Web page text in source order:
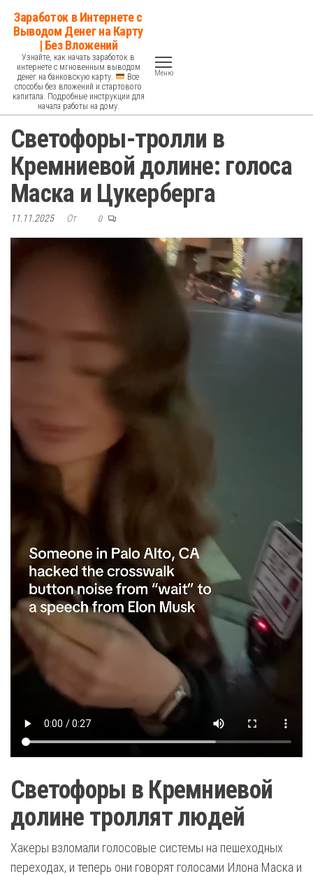
Перейти
содержимому
Заработок в Интернете с
Выводом Денег на Карту
| Без Вложений
Узнайте, как начать заработок в
интернете с мгновенным выводом
денег на банковскую карту.
Все
способы без вложений и стартового
капитала. Подробные инструкции для
начала работы на дому.
Меню
Светофоры-тролли в
Кремниевой долине: голоса
Маска и Цукерберга
11.11.2025 От 0
Светофоры в Кремниевой
долине троллят людей
Хакеры взломали голосовые системы на пешеходных
переходах, и теперь они говорят голосами Илона Маска и